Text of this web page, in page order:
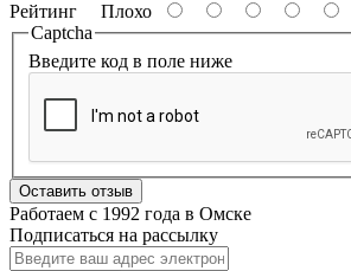
Рейтинг Плохо
Captcha
Введите код в поле ниже
Оставить отзыв
Работаем с 1992 года в Омске
Подписаться на рассылку